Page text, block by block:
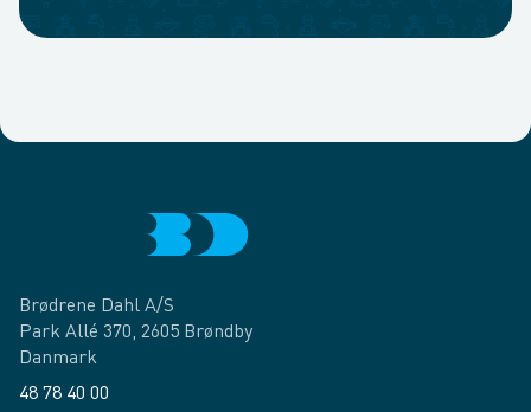
Brødrene Dahl A/S
Park Allé 370, 2605 Brøndby
Danmark
48 78 40 00